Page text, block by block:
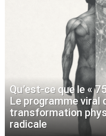
Qu’est-ce que le «
Le programme viral
transformation
radicale